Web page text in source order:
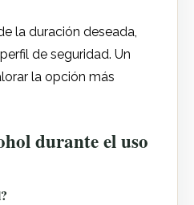
la duración deseada,
de seguridad. Un
la opción más
durante el uso